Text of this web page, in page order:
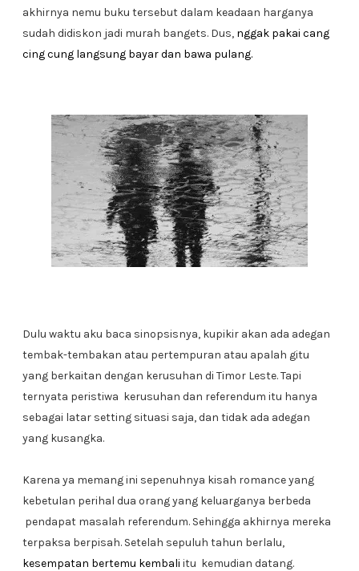
akhirnya nemu buku tersebut dalam keadaan harganya
sudah didiskon jadi murah bangets. Dus, nggak pakai cang
cing cung langsung bayar dan bawa pulang.
Dulu waktu aku baca sinopsisnya, kupikir akan ada adegan
tembak-tembakan atau pertempuran atau apalah gitu
yang berkaitan dengan kerusuhan di Timor Leste. Tapi
ternyata peristiwa kerusuhan dan referendum itu hanya
sebagai latar setting situasi saja, dan tidak ada adegan
yang kusangka.
Karena ya memang ini sepenuhnya kisah romance yang
kebetulan perihal dua orang yang keluarganya berbeda
pendapat masalah referendum. Sehingga akhirnya mereka
terpaksa berpisah. Setelah sepuluh tahun berlalu,
kesempatan bertemu kembali itu kemudian datang.